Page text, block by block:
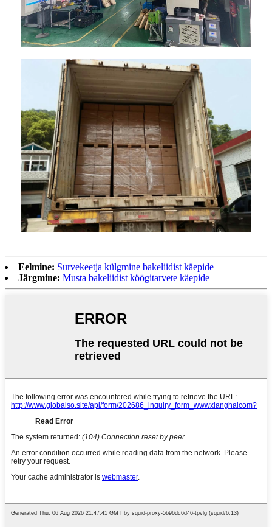
Eelmine: Survekeetja külgmine bakeliidist käepide
Järgmine: Musta bakeliidist köögitarvete käepide